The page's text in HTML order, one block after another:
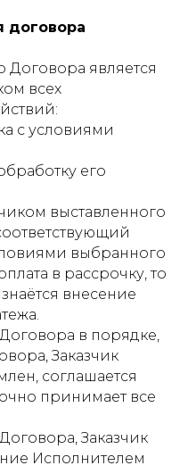
договора
Договора является
всех
с условиями
его
выставленного
выбранного
в рассрочку, то
внесение
в порядке,
Заказчик
соглашается
принимает все
Заказчик
Исполнителем